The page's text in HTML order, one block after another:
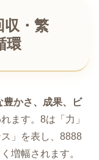
収・繁
環
豊かさ、成果、ビ
ます。8は「力」
」を表し、8888
増幅されます。